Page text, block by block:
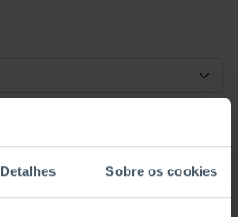
Detalhes Sobre os cookies